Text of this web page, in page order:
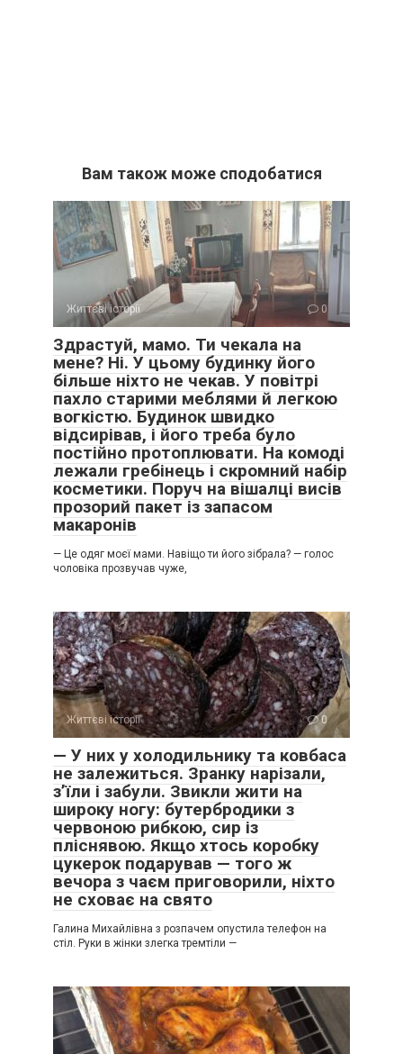
Вам також може сподобатися
Життєві історії 0
Здрастуй, мамо. Ти чекала на
мене? Ні. У цьому будинку його
більше ніхто не чекав. У повітрі
пахло старими меблями й легкою
вогкістю. Будинок швидко
відсирівав, і його треба було
постійно протоплювати. На комоді
лежали гребінець і скромний набір
косметики. Поруч на вішалці висів
прозорий пакет із запасом
макаронів
— Це одяг моєї мами. Навіщо ти його зібрала? — голос
чоловіка прозвучав чуже,
Життєві історії 0
— У них у холодильнику та ковбаса
не залежиться. Зранку нарізали,
з’їли і забули. Звикли жити на
широку ногу: бутербродики з
червоною рибкою, сир із
пліснявою. Якщо хтось коробку
цукерок подарував — того ж
вечора з чаєм приговорили, ніхто
не сховає на свято
Галина Михайлівна з розпачем опустила телефон на
стіл. Руки в жінки злегка тремтіли —